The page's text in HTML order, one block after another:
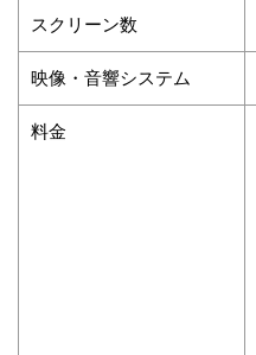
スクリーン数
映像・音響システム
料金